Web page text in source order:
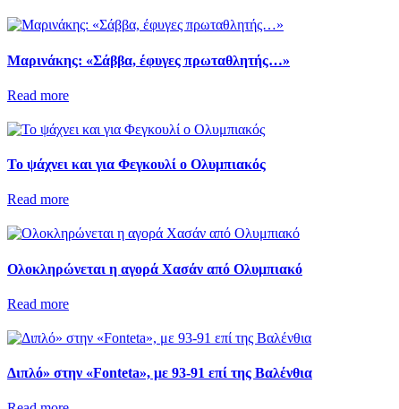
Μαρινάκης: «Σάββα, έφυγες πρωταθλητής…»
Read more
Το ψάχνει και για Φεγκουλί ο Ολυμπιακός
Read more
Ολοκληρώνεται η αγορά Χασάν από Ολυμπιακό
Read more
Διπλό» στην «Fonteta», με 93-91 επί της Βαλένθια